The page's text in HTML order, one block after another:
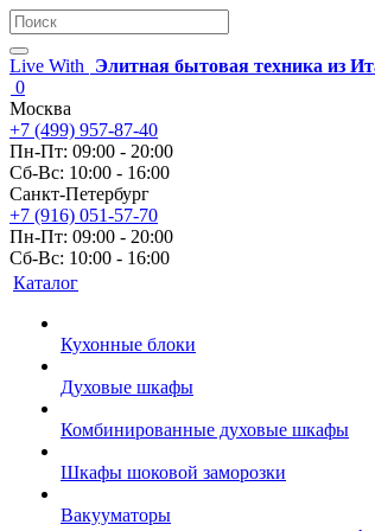
Live With
Элитная бытовая техника из
0
Москва
+7 (499) 957-87-40
Пн-Пт: 09:00 - 20:00
Сб-Вс: 10:00 - 16:00
Санкт-Петербург
+7 (916) 051-57-70
Пн-Пт: 09:00 - 20:00
Сб-Вс: 10:00 - 16:00
Каталог
Кухонные блоки
Духовые шкафы
Комбинированные духовые шкафы
Шкафы шоковой заморозки
Вакууматоры